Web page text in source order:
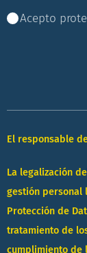
Acepto
El responsable
La legalización
gestión personal
Protección de
tratamiento de
cumplimiento de